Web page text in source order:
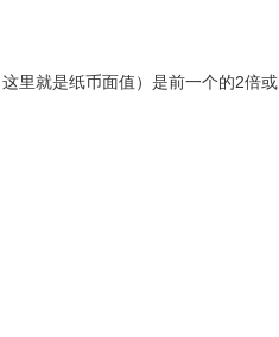
里就是纸币面值）是前一个的2倍或